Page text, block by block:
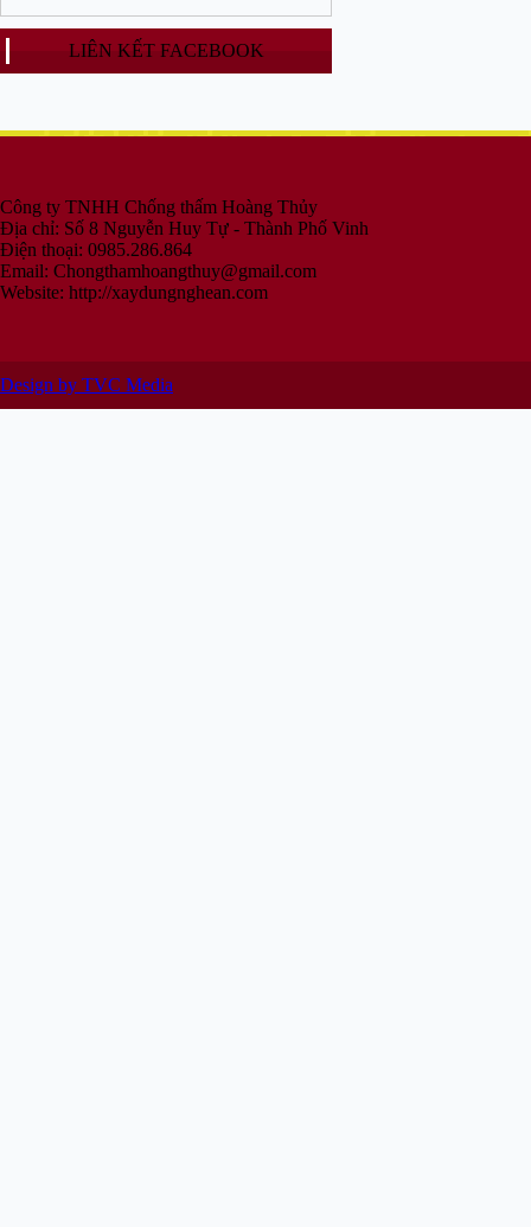
LIÊN KẾT FACEBOOK
Công ty TNHH Chống thấm Hoàng Thủy
Địa chỉ: Số 8 Nguyễn Huy Tự - Thành Phố Vinh
Điện thoại: 0985.286.864
Email: Chongthamhoangthuy@gmail.com
Website: http://xaydungnghean.com
Design by TVC Media